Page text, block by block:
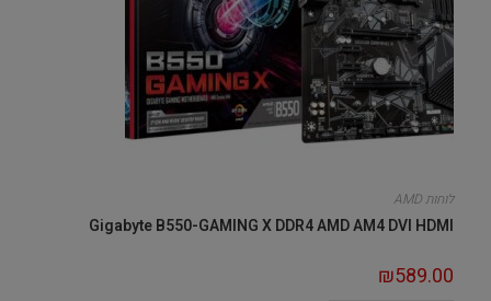
לוחות AMD
Gigabyte B550-GAMING X DDR4 AMD AM4 DVI HDMI
₪589.00